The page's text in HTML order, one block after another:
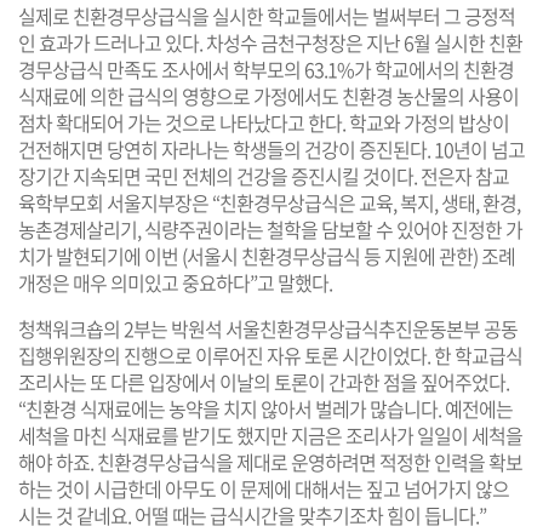
실제로 친환경무상급식을 실시한 학교들에서는 벌써부터 그 긍정적
인 효과가 드러나고 있다. 차성수 금천구청장은 지난 6월 실시한 친환
경무상급식 만족도 조사에서 학부모의 63.1%가 학교에서의 친환경
식재료에 의한 급식의 영향으로 가정에서도 친환경 농산물의 사용이
점차 확대되어 가는 것으로 나타났다고 한다. 학교와 가정의 밥상이
건전해지면 당연히 자라나는 학생들의 건강이 증진된다. 10년이 넘고
장기간 지속되면 국민 전체의 건강을 증진시킬 것이다. 전은자 참교
육학부모회 서울지부장은 “친환경무상급식은 교육, 복지, 생태, 환경,
농촌경제살리기, 식량주권이라는 철학을 담보할 수 있어야 진정한 가
치가 발현되기에 이번 (서울시 친환경무상급식 등 지원에 관한) 조례
개정은 매우 의미있고 중요하다”고 말했다.
청책워크숍의 2부는 박원석 서울친환경무상급식추진운동본부 공동
집행위원장의 진행으로 이루어진 자유 토론 시간이었다. 한 학교급식
조리사는 또 다른 입장에서 이날의 토론이 간과한 점을 짚어주었다.
“친환경 식재료에는 농약을 치지 않아서 벌레가 많습니다. 예전에는
세척을 마친 식재료를 받기도 했지만 지금은 조리사가 일일이 세척을
해야 하죠. 친환경무상급식을 제대로 운영하려면 적정한 인력을 확보
하는 것이 시급한데 아무도 이 문제에 대해서는 짚고 넘어가지 않으
시는 것 같네요. 어떨 때는 급식시간을 맞추기조차 힘이 듭니다.”